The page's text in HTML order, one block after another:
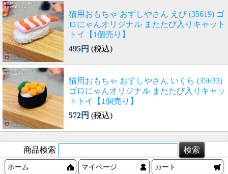
猫用おもちゃ おすしやさん えび (35619) ゴ
ロにゃんオリジナル またたび入りキャット
トイ【1個売り】
495円 (税込)
猫用おもちゃ おすしやさん いくら (35633)
ゴロにゃんオリジナル またたび入りキャッ
トトイ【1個売り】
572円 (税込)
商品検索
ホーム マイページ カート